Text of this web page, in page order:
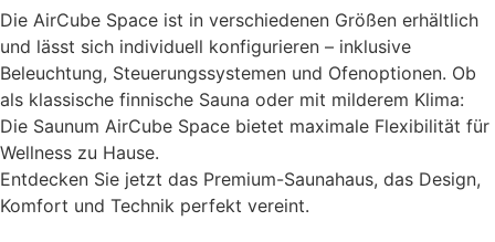
Die AirCube Space ist in verschiedenen Größen erhältlich
und lässt sich individuell konfigurieren – inklusive
Beleuchtung, Steuerungssystemen und Ofenoptionen. Ob
als klassische finnische Sauna oder mit milderem Klima:
Die Saunum AirCube Space bietet maximale Flexibilität für
Wellness zu Hause.
Entdecken Sie jetzt das Premium-Saunahaus, das Design,
Komfort und Technik perfekt vereint.